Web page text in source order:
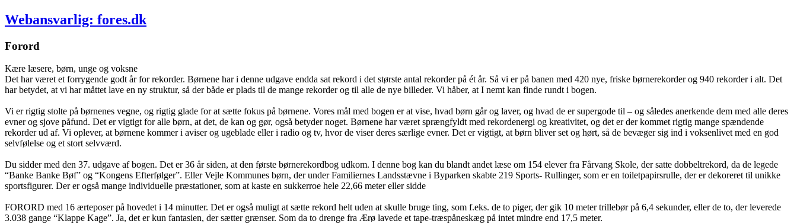
Webansvarlig: fores.dk
Forord
Kære læsere, børn, unge og voksne
Det har været et forrygende godt år for rekorder. Børnene har i denne udgave endda sat rekord i det største antal rekorder på ét år. Så vi er på banen med 420 nye, friske børnerekorder og 940 rekorder i alt. Det
har betydet, at vi har måttet lave en ny struktur, så der både er plads til de mange rekorder og til alle de nye billeder. Vi håber, at I nemt kan finde rundt i bogen.
Vi er rigtig stolte på børnenes vegne, og rigtig glade for at sætte fokus på børnene. Vores mål med bogen er at vise, hvad børn går og laver, og hvad de er supergode til – og således anerkende dem med alle deres
evner og sjove påfund. Det er vigtigt for alle børn, at det, de kan og gør, også betyder noget. Børnene har været sprængfyldt med rekordenergi og kreativitet, og det er der kommet rigtig mange spændende
rekorder ud af. Vi oplever, at børnene kommer i aviser og ugeblade eller i radio og tv, hvor de viser deres særlige evner. Det er vigtigt, at børn bliver set og hørt, så de bevæger sig ind i voksenlivet med en god
selvfølelse og et stort selvværd.
Du sidder med den 37. udgave af bogen. Det er 36 år siden, at den første børnerekordbog udkom. I denne bog kan du blandt andet læse om 154 elever fra Fårvang Skole, der satte dobbeltrekord, da de legede
“Banke Banke Bøf” og “Kongens Efterfølger”. Eller Vejle Kommunes børn, der under Familiernes Landsstævne i Byparken skabte 219 Sports- Rullinger, som er en toiletpapirsrulle, der er dekoreret til unikke
sportsfigurer. Der er også mange individuelle præstationer, som at kaste en sukkerroe hele 22,66 meter eller sidde
FORORD med 16 ærteposer på hovedet i 14 minutter. Det er også muligt at sætte rekord helt uden at skulle bruge ting, som f.eks. de to piger, der gik 10 meter trillebør på 6,4 sekunder, eller de to, der leverede
3.038 gange “Klappe Kage”. Ja, det er kun fantasien, der sætter grænser. Som da to drenge fra Ærø lavede et tape-træspåneskæg på intet mindre end 17,5 meter.